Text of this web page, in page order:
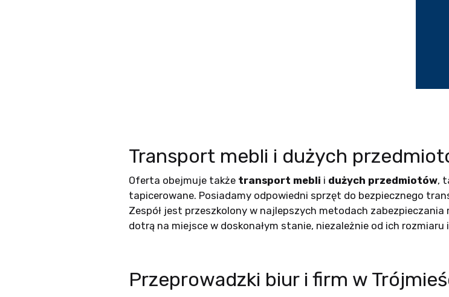
Transport mebli i dużych
Oferta obejmuje także transport mebli i dużych przedmiotów,
tapicerowane. Posiadamy odpowiedni sprzęt do bezpiecznego
Zespół jest przeszkolony w najlepszych metodach
dotrą na miejsce w doskonałym stanie, niezależnie od ich rozmiaru
Przeprowadzki biur i firm w